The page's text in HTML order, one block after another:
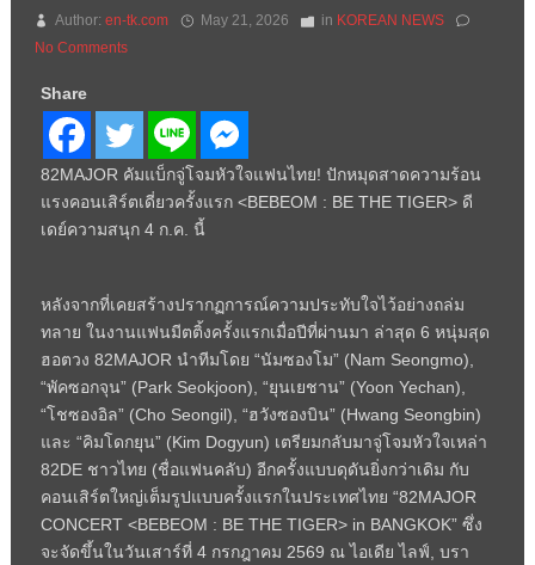
Author: en-tk.com May 21, 2026 in KOREAN NEWS
No Comments
Share
82MAJOR คัมแบ็กจู่โจมหัวใจแฟนไทย! ปักหมุดสาดความร้อน
แรงคอนเสิร์ตเดี่ยวครั้งแรก <BEBEOM : BE THE TIGER> ดี
เดย์ความสนุก 4 ก.ค. นี้
หลังจากที่เคยสร้างปรากฏการณ์ความประทับใจไว้อย่างถล่ม
ทลาย ในงานแฟนมีตติ้งครั้งแรกเมื่อปีที่ผ่านมา ล่าสุด 6 หนุ่มสุด
ฮอตวง 82MAJOR นำทีมโดย “นัมซองโม” (Nam Seongmo),
“พัคซอกจุน” (Park Seokjoon), “ยุนเยชาน” (Yoon Yechan),
“โชซองอิล” (Cho Seongil), “ฮวังซองบิน” (Hwang Seongbin)
และ “คิมโดกยุน” (Kim Dogyun) เตรียมกลับมาจู่โจมหัวใจเหล่า
82DE ชาวไทย (ชื่อแฟนคลับ) อีกครั้งแบบดุดันยิ่งกว่าเดิม กับ
คอนเสิร์ตใหญ่เต็มรูปแบบครั้งแรกในประเทศไทย “82MAJOR
CONCERT <BEBEOM : BE THE TIGER> in BANGKOK” ซึ่ง
จะจัดขึ้นในวันเสาร์ที่ 4 กรกฎาคม 2569 ณ ไอเดีย ไลฟ์, บรา